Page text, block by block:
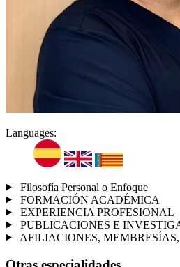
Languages:
Filosofía Personal o Enfoque
FORMACIÓN ACADÉMICA
EXPERIENCIA PROFESIONAL
PUBLICACIONES E
AFILIACIONES,